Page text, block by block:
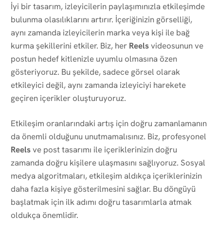
İyi bir tasarım, izleyicilerin paylaşımınızla etkileşimde
bulunma olasılıklarını artırır. İçeriğinizin görselliği,
aynı zamanda izleyicilerin marka veya kişi ile bağ
kurma şekillerini etkiler. Biz, her Reelsvideosunun ve
postun hedef kitlenizle uyumlu olmasına özen
gösteriyoruz. Bu şekilde, sadece görsel olarak
etkileyici değil, aynı zamanda izleyiciyi harekete
geçiren içerikler oluşturuyoruz.
Etkileşim oranlarındaki artış için doğru zamanlamanın
da önemli olduğunu unutmamalısınız. Biz, profesyonel
Reelsve post tasarımı ile içeriklerinizin doğru
zamanda doğru kişilere ulaşmasını sağlıyoruz. Sosyal
medya algoritmaları, etkileşim aldıkça içeriklerinizin
daha fazla kişiye gösterilmesini sağlar. Bu döngüyü
başlatmak için ilk adımı doğru tasarımlarla atmak
oldukça önemlidir.